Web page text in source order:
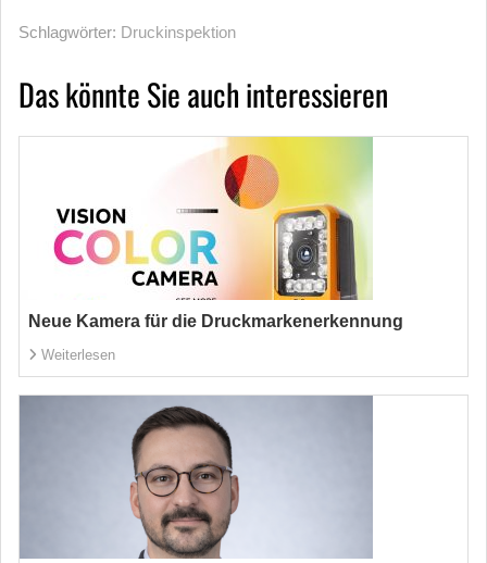
Schlagwörter: Druckinspektion
Das könnte Sie auch interessieren
Neue Kamera für die Druckmarkenerkennung
Weiterlesen